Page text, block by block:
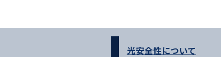
光安全性について